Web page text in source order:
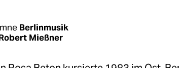
Berlinmusik
Mießner